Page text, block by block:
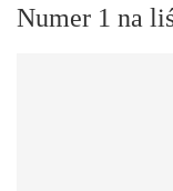
Numer 1 na